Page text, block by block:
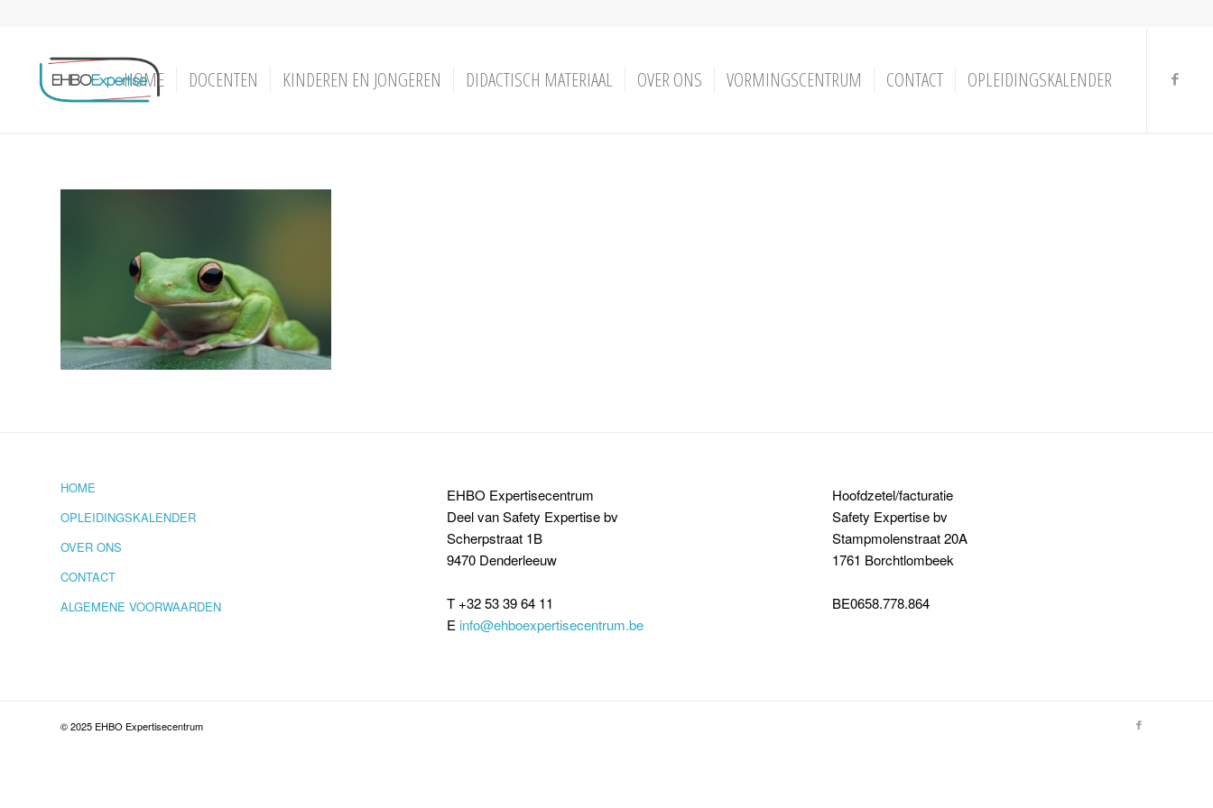
HOME DOCENTEN KINDEREN EN JONGEREN DIDACTISCH MATERIAAL OVER ONS VORMINGSCENTRUM CONTACT OPLEIDINGSKALENDER
HOME
OPLEIDINGSKALENDER
OVER ONS
CONTACT
ALGEMENE VOORWAARDEN
EHBO Expertisecentrum
Deel van Safety Expertise bv
Scherpstraat 1B
9470 Denderleeuw
T +32 53 39 64 11
E info@ehboexpertisecentrum.be
Hoofdzetel/facturatie
Safety Expertise bv
Stampmolenstraat 20A
1761 Borchtlombeek
BE0658.778.864
© 2025 EHBO Expertisecentrum